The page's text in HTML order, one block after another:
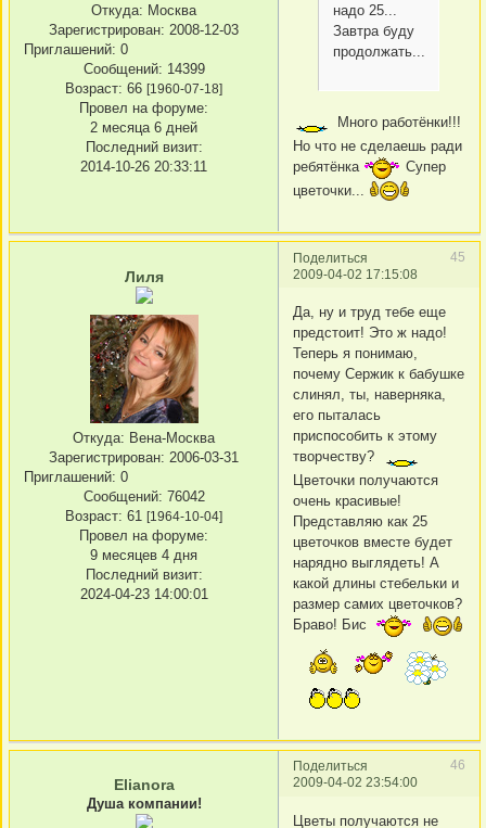
Откуда: Москва
Зарегистрирован: 2008-12-03
Приглашений: 0
Сообщений: 14399
Возраст: 66 [1960-07-18]
Провел на форуме:
2 месяца 6 дней
Последний визит:
2014-10-26 20:33:11
надо 25...
Завтра буду
продолжать...
Много работёнки!!!
Но что не сделаешь ради
ребятёнка
Супер
цветочки...
Поделиться
45
2009-04-02 17:15:08
Лиля
Откуда: Вена-Москва
Зарегистрирован: 2006-03-31
Приглашений: 0
Сообщений: 76042
Возраст: 61 [1964-10-04]
Провел на форуме:
9 месяцев 4 дня
Последний визит:
2024-04-23 14:00:01
Да, ну и труд тебе еще
предстоит! Это ж надо!
Теперь я понимаю,
почему Сержик к бабушке
слинял, ты, наверняка,
его пыталась
приспособить к этому
творчеству?
Цветочки получаются
очень красивые!
Представляю как 25
цветочков вместе будет
нарядно выглядеть! А
какой длины стебельки и
размер самих цветочков?
Браво! Бис
Поделиться
46
2009-04-02 23:54:00
Elianora
Душа компании!
Цветы получаются не